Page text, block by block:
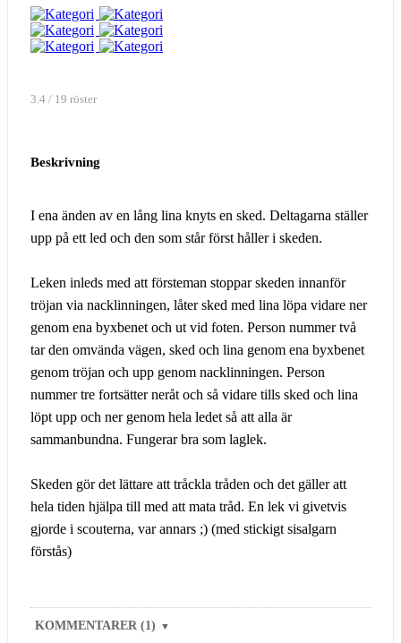
3.4 / 19 röster
Beskrivning
I ena änden av en lång lina knyts en sked. Deltagarna ställer
upp på ett led och den som står först håller i skeden.
Leken inleds med att försteman stoppar skeden innanför
tröjan via nacklinningen, låter sked med lina löpa vidare ner
genom ena byxbenet och ut vid foten. Person nummer två
tar den omvända vägen, sked och lina genom ena byxbenet
genom tröjan och upp genom nacklinningen. Person
nummer tre fortsätter neråt och så vidare tills sked och lina
löpt upp och ner genom hela ledet så att alla är
sammanbundna. Fungerar bra som laglek.
Skeden gör det lättare att tråckla tråden och det gäller att
hela tiden hjälpa till med att mata tråd. En lek vi givetvis
gjorde i scouterna, var annars ;) (med stickigt sisalgarn
förstås)
KOMMENTARER (1) ▼